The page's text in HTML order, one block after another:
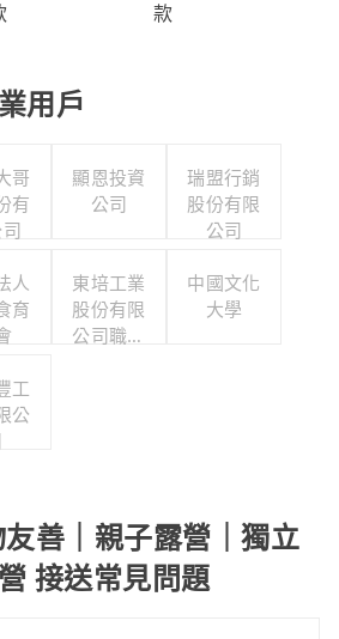
款
用戶
哥
有
顯恩投資
公司
瑞盟行銷
股份有限
公司
人
育
東培工業
股份有限
公司職工
中國文化
大學
工
公
善｜親子露營｜獨立
接送常見問題